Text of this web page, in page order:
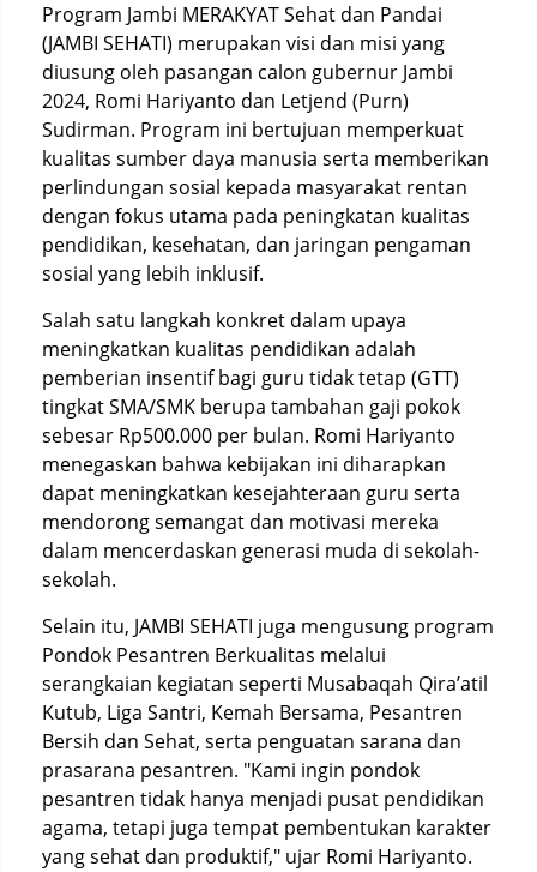
Program Jambi MERAKYAT Sehat dan Pandai
(JAMBI SEHATI) merupakan visi dan misi yang
diusung oleh pasangan calon gubernur Jambi
2024, Romi Hariyanto dan Letjend (Purn)
Sudirman. Program ini bertujuan memperkuat
kualitas sumber daya manusia serta memberikan
perlindungan sosial kepada masyarakat rentan
dengan fokus utama pada peningkatan kualitas
pendidikan, kesehatan, dan jaringan pengaman
sosial yang lebih inklusif.
Salah satu langkah konkret dalam upaya
meningkatkan kualitas pendidikan adalah
pemberian insentif bagi guru tidak tetap (GTT)
tingkat SMA/SMK berupa tambahan gaji pokok
sebesar Rp500.000 per bulan. Romi Hariyanto
menegaskan bahwa kebijakan ini diharapkan
dapat meningkatkan kesejahteraan guru serta
mendorong semangat dan motivasi mereka
dalam mencerdaskan generasi muda di sekolah-
sekolah.
Selain itu, JAMBI SEHATI juga mengusung program
Pondok Pesantren Berkualitas melalui
serangkaian kegiatan seperti Musabaqah Qira’atil
Kutub, Liga Santri, Kemah Bersama, Pesantren
Bersih dan Sehat, serta penguatan sarana dan
prasarana pesantren. "Kami ingin pondok
pesantren tidak hanya menjadi pusat pendidikan
agama, tetapi juga tempat pembentukan karakter
yang sehat dan produktif," ujar Romi Hariyanto.